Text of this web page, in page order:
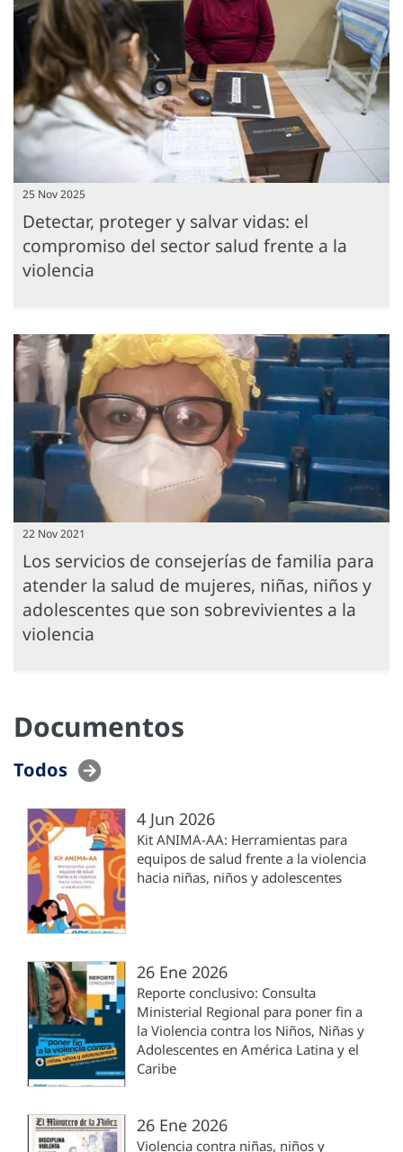
25 Nov 2025
Detectar, proteger y salvar vidas: el
compromiso del sector salud frente a la
violencia
22 Nov 2021
Los servicios de consejerías de familia para
atender la salud de mujeres, niñas, niños y
adolescentes que son sobrevivientes a la
violencia
Documentos
Todos
4 Jun 2026
Kit ANIMA-AA: Herramientas para
equipos de salud frente a la violencia
hacia niñas, niños y adolescentes
26 Ene 2026
Reporte conclusivo: Consulta
Ministerial Regional para poner fin a
la Violencia contra los Niños, Niñas y
Adolescentes en América Latina y el
Caribe
26 Ene 2026
Violencia contra niñas, niños y